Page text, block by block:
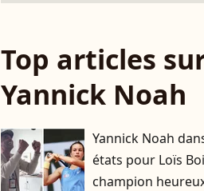
Top articles
Yannick Noah
Yannick Noah
états pour Loïs
champion